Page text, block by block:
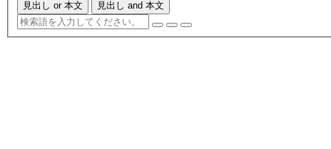
見出し or 本文 見出し and 本文